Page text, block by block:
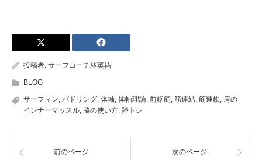
投稿者: サーフコーチ林英祐
BLOG
サーフィン, パドリング, 体軸, 体軸理論, 前鋸筋, 筋連結, 筋連鎖, 肩の
インナーマッスル, 脇の使い方, 陸トレ
前のページ 次のページ